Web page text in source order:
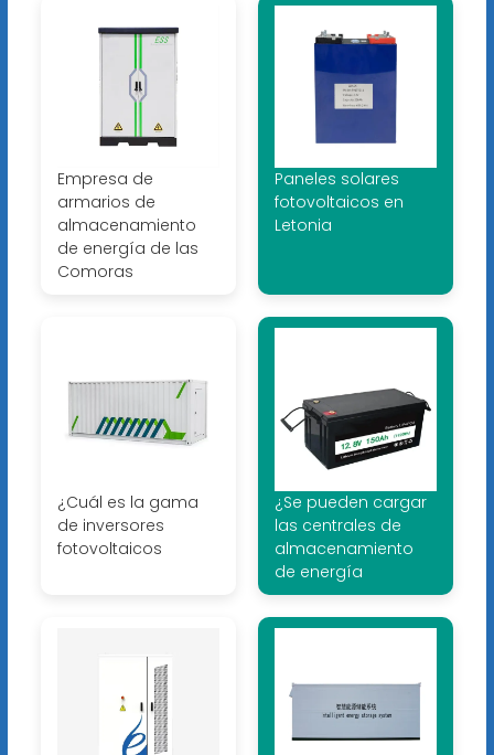
Empresa de
armarios de
almacenamiento
de energía de las
Comoras
Paneles solares
fotovoltaicos en
Letonia
¿Cuál es la gama
de inversores
fotovoltaicos
¿Se pueden cargar
las centrales de
almacenamiento
de energía